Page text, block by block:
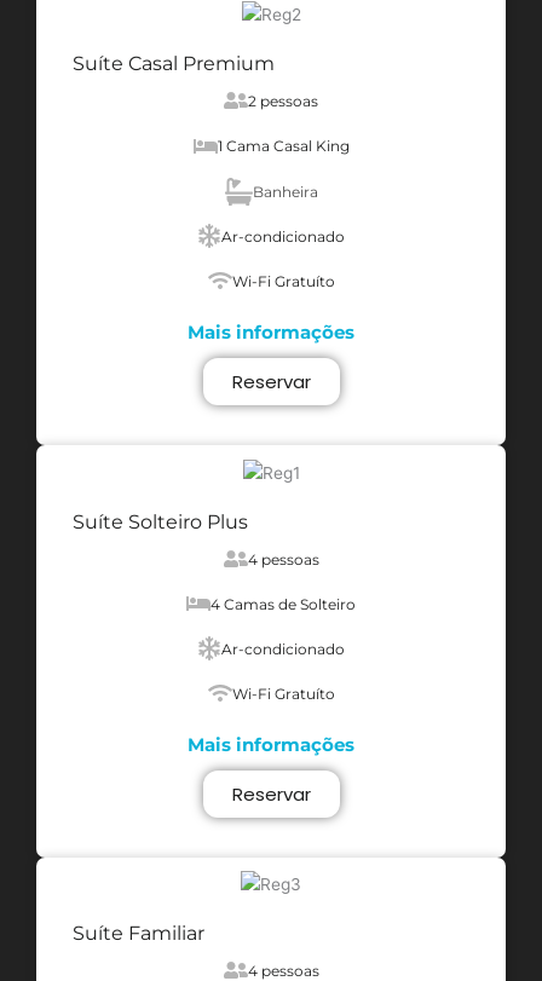
Suíte Casal Premium
2 pessoas
1 Cama Casal King
Banheira
Ar-condicionado
Wi-Fi Gratuíto
Mais informações
Reservar
Suíte Solteiro Plus
4 pessoas
4 Camas de Solteiro
Ar-condicionado
Wi-Fi Gratuíto
Mais informações
Reservar
Suíte Familiar
4 pessoas